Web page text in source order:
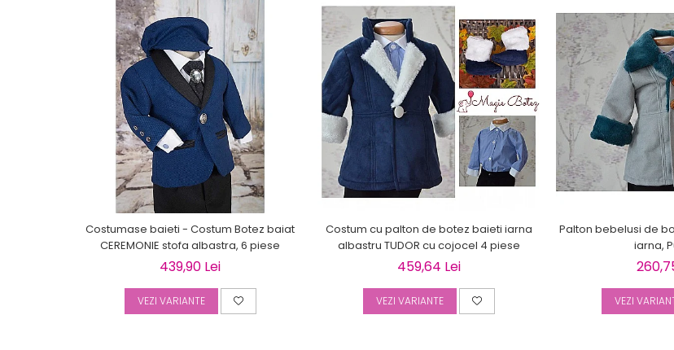
Costumase baieti - Costum Botez baiat
CEREMONIE stofa albastra, 6 piese
439,90 Lei
VEZI VARIANTE
Costum cu palton de botez baieti iarna
albastru TUDOR cu cojocel 4 piese
459,64 Lei
VEZI VARIANTE
Palton bebelusi de
iarna,
VEZI